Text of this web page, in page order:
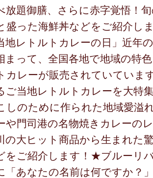
放題御膳、さらに赤字覚悟！
盛った海鮮丼などをご紹介し
地レトルトカレーの日」近年
まって、全国各地で地域の特
カレーが販売されていていま
ご当地レトルトカレーを大特
しのために作られた地域愛溢
や門司港の名物焼きカレーの
の大ヒット商品から生まれた
をご紹介します！★ブルーリ
「あなたの名前は何ですか？